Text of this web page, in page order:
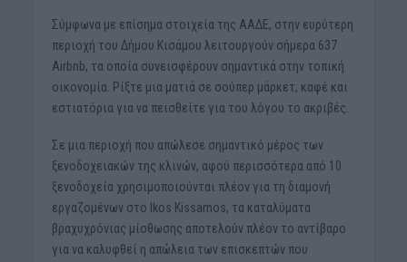
Σύμφωνα με επίσημα στοιχεία της ΑΑΔΕ, στην ευρύτερη
περιοχή του Δήμου Κισάμου λειτουργούν σήμερα 637
Airbnb, τα οποία συνεισφέρουν σημαντικά στην τοπική
οικονομία. Ρίξτε μια ματιά σε σούπερ μάρκετ, καφέ και
εστιατόρια για να πεισθείτε για του λόγου το ακριβές.
Σε μια περιοχή που απώλεσε σημαντικό μέρος των
ξενοδοχειακών της κλινών, αφού περισσότερα από 10
ξενοδοχεία χρησιμοποιούνται πλέον για τη διαμονή
εργαζομένων στο Ikos Kissamos, τα καταλύματα
βραχυχρόνιας μίσθωσης αποτελούν πλέον το αντίβαρο
για να καλυφθεί η απώλεια των επισκεπτών που